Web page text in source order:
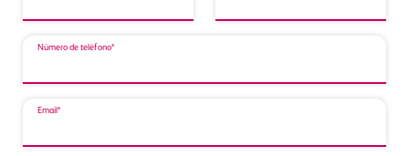
Número de teléfono*
Email*